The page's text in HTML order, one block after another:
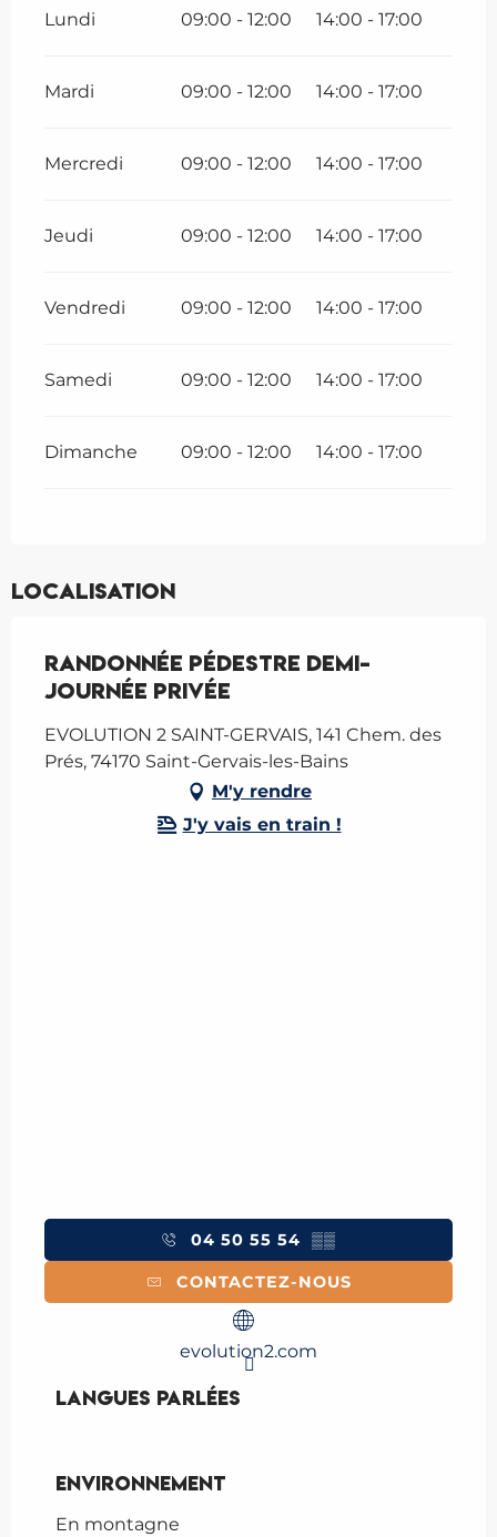
Lundi 09:00 - 12:00 14:00 - 17:00
Mardi 09:00 - 12:00 14:00 - 17:00
Mercredi 09:00 - 12:00 14:00 - 17:00
Jeudi 09:00 - 12:00 14:00 - 17:00
Vendredi 09:00 - 12:00 14:00 - 17:00
Samedi 09:00 - 12:00 14:00 - 17:00
Dimanche 09:00 - 12:00 14:00 - 17:00
Localisation
Randonnée pédestre demi-
journée privée
EVOLUTION 2 SAINT-GERVAIS, 141 Chem. des
Prés, 74170 Saint-Gervais-les-Bains
M'y rendre
J'y vais en train !
04 50 55 54 ▒▒
CONTACTEZ-NOUS
evolution2.com
Langues parlées
Langues parlées
Environnement
Environnement
En montagne